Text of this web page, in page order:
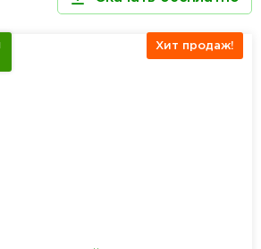
Хит продаж!